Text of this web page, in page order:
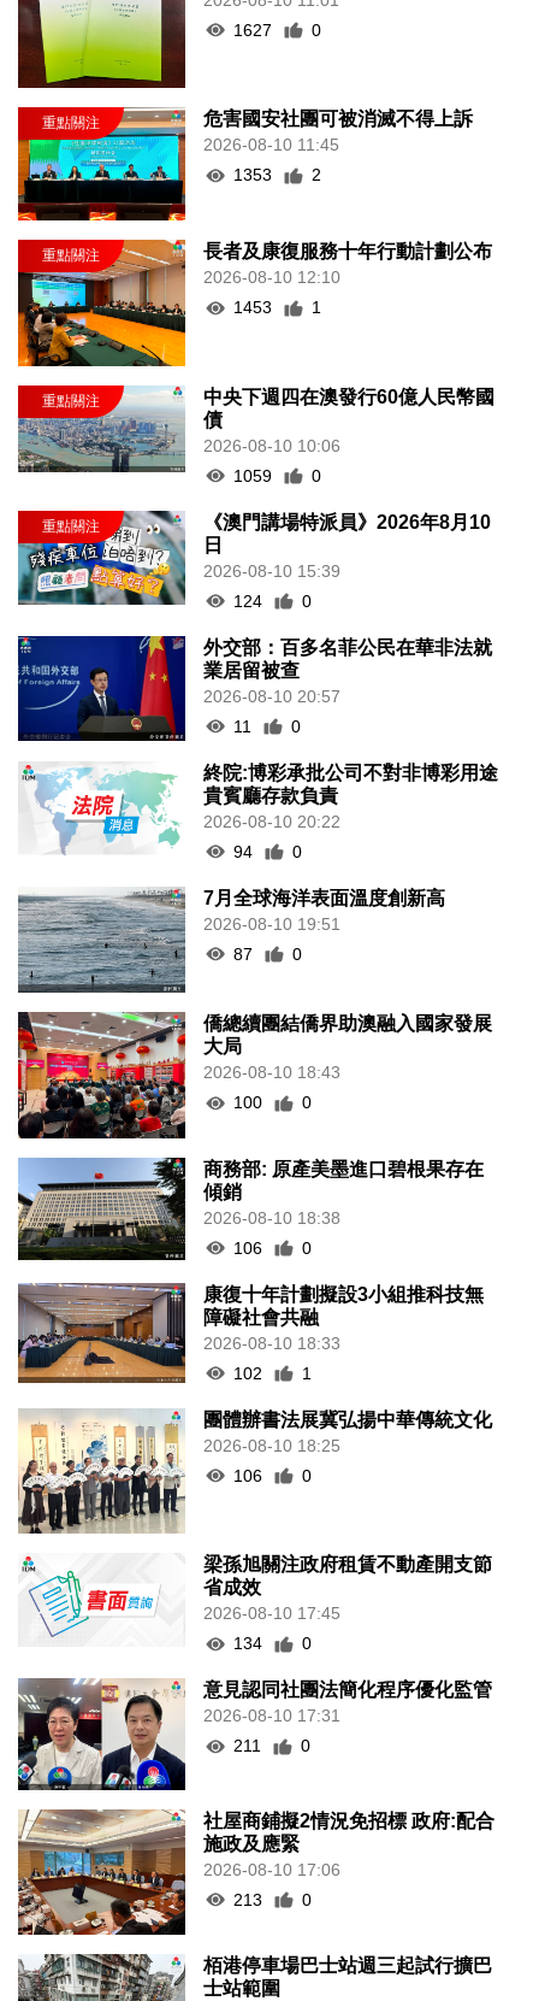
1627
0
危害國安社團可被消滅不得上訴
2026-08-10 11:45
1353
2
長者及康復服務十年行動計劃公布
2026-08-10 12:10
1453
1
中央下週四在澳發行60億人民幣國
債
2026-08-10 10:06
1059
0
《澳門講場特派員》2026年8月10
日
2026-08-10 15:39
124
0
外交部：百多名菲公民在華非法就
業居留被查
2026-08-10 20:57
11
0
終院:博彩承批公司不對非博彩用途
貴賓廳存款負責
2026-08-10 20:22
94
0
7月全球海洋表面溫度創新高
2026-08-10 19:51
87
0
僑總續團結僑界助澳融入國家發展
大局
2026-08-10 18:43
100
0
商務部: 原產美墨進口碧根果存在
傾銷
2026-08-10 18:38
106
0
康復十年計劃擬設3小組推科技無
障礙社會共融
2026-08-10 18:33
102
1
團體辦書法展冀弘揚中華傳統文化
2026-08-10 18:25
106
0
梁孫旭關注政府租賃不動產開支節
省成效
2026-08-10 17:45
134
0
意見認同社團法簡化程序優化監管
2026-08-10 17:31
211
0
社屋商鋪擬2情況免招標 政府:配合
施政及應緊
2026-08-10 17:06
213
0
栢港停車場巴士站週三起試行擴巴
士站範圍